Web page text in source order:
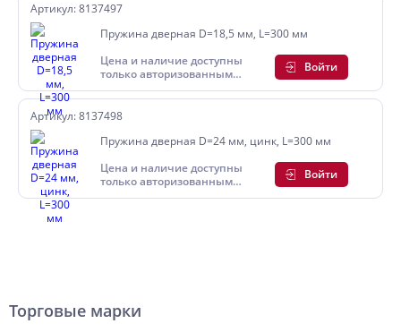
Артикул: 8137497
Пружина дверная D=18,5 мм, L=300 мм
Цена и наличие доступны
только авторизованным
пользователям
Войти
Артикул: 8137498
Пружина дверная D=24 мм, цинк, L=300 мм
Цена и наличие доступны
только авторизованным
пользователям
Войти
Торговые марки